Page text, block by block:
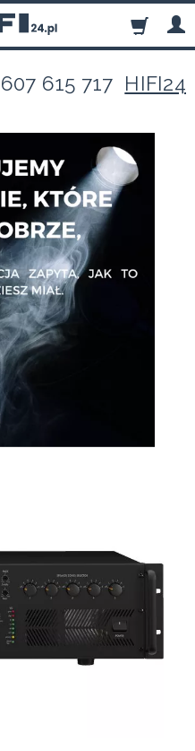
607 615 717 HIFI24